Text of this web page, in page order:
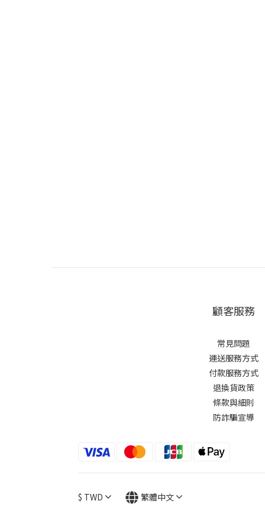
顧客服務
常見問題
運送服務方式
付款服務方式
退換貨政策
條款與細則
防詐騙宣導
$ TWD 繁體中文